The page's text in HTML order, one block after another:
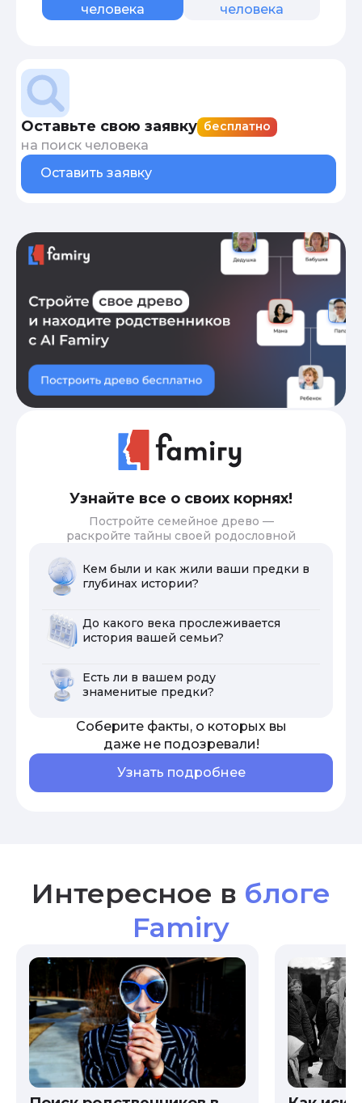
человека
человека
Оставьте свою заявку бесплатно
на поиск человека
Оставить заявку
Узнайте все о своих корнях!
Постройте семейное древо —
раскройте тайны своей родословной
Кем были и как жили ваши предки в
глубинах истории?
До какого века прослеживается
история вашей семьи?
Есть ли в вашем роду
знаменитые предки?
Соберите факты, о которых вы
даже не подозревали!
Узнать подробнее
Интересное в блоге
Famiry